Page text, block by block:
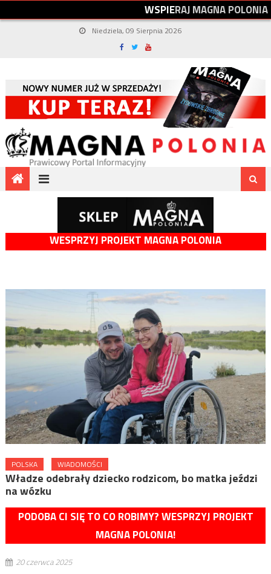
WSPIERAJMAGNAPOLONIA
Niedziela, 09 Sierpnia 2026
WESPRZYJ PROJEKT MAGNA POLONIA
POLSKA WIADOMOŚCI
Władze odebrały dziecko rodzicom, bo matka jeździ
na wózku
PODOBA CI SIĘ TO CO ROBIMY? WESPRZYJ PROJEKT
MAGNA POLONIA!
20 czerwca 2025